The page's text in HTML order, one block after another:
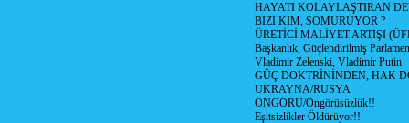
HAYATI KOLAYLAŞTIRAN
BİZİ KİM, SÖMÜRÜYOR ?
ÜRETİCİ MALİYET ARTIŞI
Başkanlık, Güçlendirilmiş
Vladimir Zelenski, Vladimir Putin
GÜÇ DOKTRİNİNDEN, HAK
UKRAYNA/RUSYA
ÖNGÖRÜ/Öngörüsüzlük!!
Eşitsizlikler Öldürüyor!!